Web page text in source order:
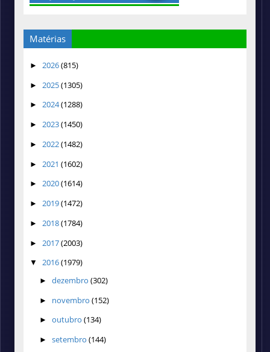
Matérias
► 2026(815)
► 2025(1305)
► 2024(1288)
► 2023(1450)
► 2022(1482)
► 2021 (1602)
► 2020(1614)
► 2019(1472)
► 2018(1784)
► 2017(2003)
▼ 2016(1979)
► dezembro (302)
► novembro (152)
► outubro (134)
► setembro (144)